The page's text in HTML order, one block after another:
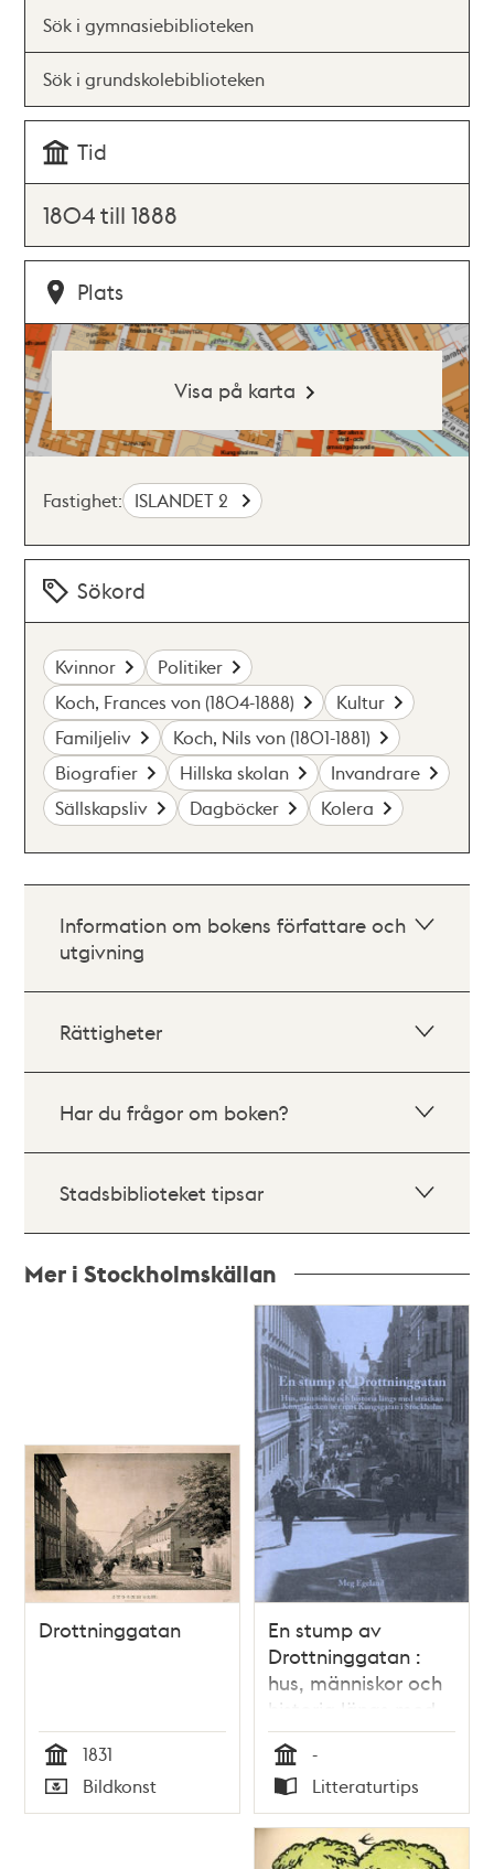
Sök i gymnasiebiblioteken
Sök i grundskolebiblioteken
Tid
1804 till 1888
Plats
Visa på karta
Fastighet: ISLANDET 2
Sökord
Kvinnor
Politiker
Koch, Frances von (1804-1888)
Kultur
Familjeliv
Koch, Nils von (1801-1881)
Biografier
Hillska skolan
Invandrare
Sällskapsliv
Dagböcker Kolera
Information om bokens författare och
utgivning
Rättigheter
Har du frågor om boken?
Stadsbiblioteket tipsar
Mer i Stockholmskällan
Drottninggatan
Tid
1831
Typ
Bildkonst
En stump av
Drottninggatan :
hus, människor och
historia längs med
sträckan
Kungsbacken ner
mot Kungsgatan i
Stockholm / Meg
Egeland
Tid
-
Typ
Litteraturtips